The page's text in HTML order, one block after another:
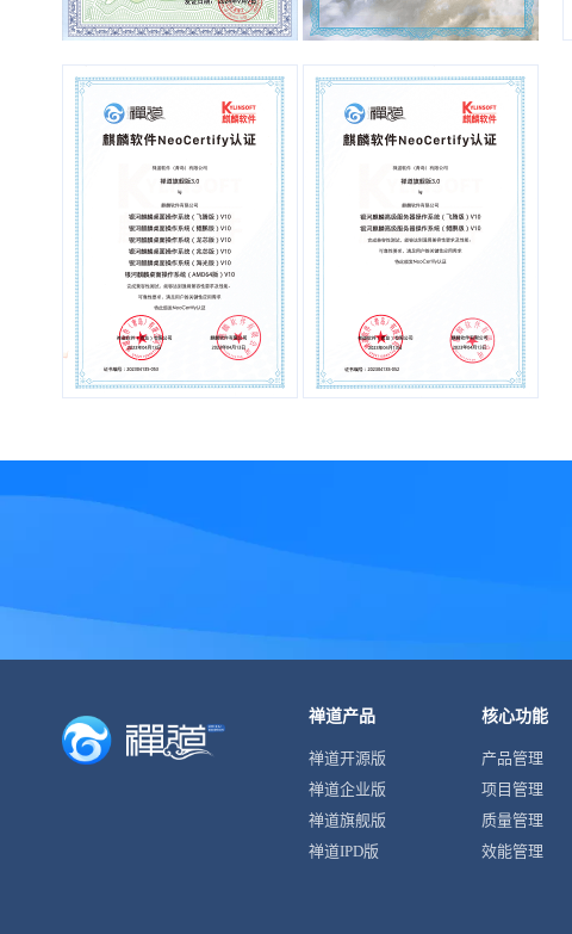
禅道产品
禅道开源版
禅道企业版
禅道旗舰版
禅道IPD版
核心功能
产品管理
项目管理
质量管理
效能管理